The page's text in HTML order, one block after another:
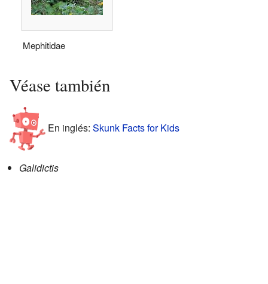
Mephitidae
Véase también
En inglés: Skunk Facts for Kids
Galidictis